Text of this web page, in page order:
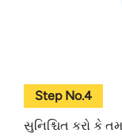
Step No.4
સુનિશ્ચિત કરો કે